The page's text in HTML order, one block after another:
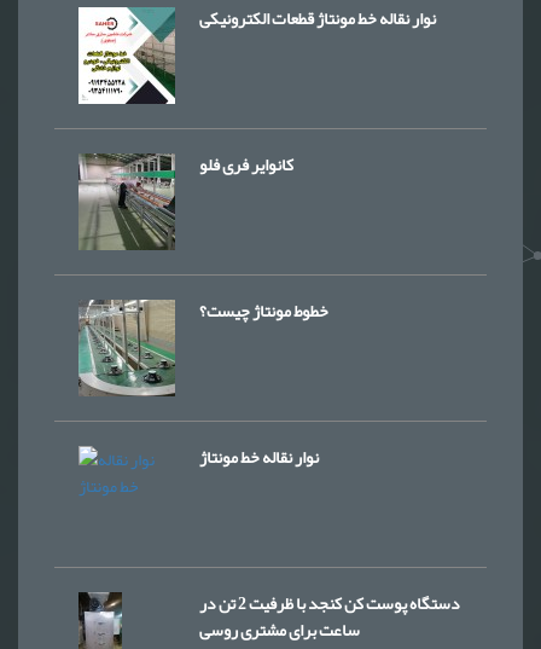
نوار نقاله خط مونتاژ قطعات الکترونیکی
کانوایر فری فلو
خطوط مونتاژ چیست؟
نوار نقاله خط مونتاژ
دستگاه پوست کن کنجد با ظرفیت 2 تن در
ساعت برای مشتری روسی